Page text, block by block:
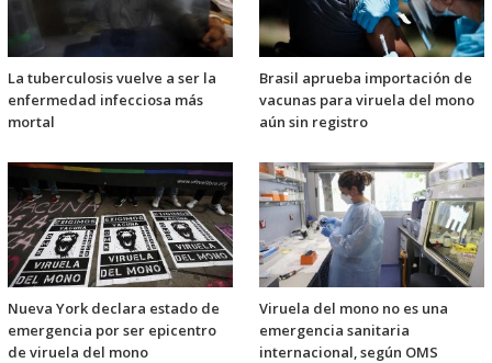
La tuberculosis vuelve a ser la
enfermedad infecciosa más
mortal
Brasil aprueba importación de
vacunas para viruela del mono
aún sin registro
Nueva York declara estado de
emergencia por ser epicentro
de viruela del mono
Viruela del mono no es una
emergencia sanitaria
internacional, según OMS